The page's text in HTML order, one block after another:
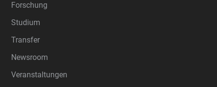
Forschung
Studium
Transfer
Newsroom
Veranstaltungen